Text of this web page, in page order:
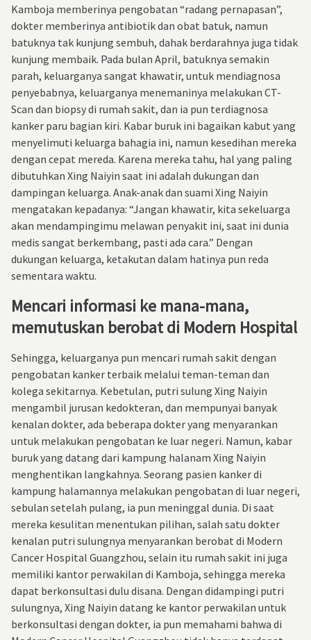
Kamboja memberinya pengobatan “radang pernapasan”,
dokter memberinya antibiotik dan obat batuk, namun
batuknya tak kunjung sembuh, dahak berdarahnya juga tidak
kunjung membaik. Pada bulan April, batuknya semakin
parah, keluarganya sangat khawatir, untuk mendiagnosa
penyebabnya, keluarganya menemaninya melakukan CT-
Scan dan biopsy di rumah sakit, dan ia pun terdiagnosa
kanker paru bagian kiri. Kabar buruk ini bagaikan kabut yang
menyelimuti keluarga bahagia ini, namun kesedihan mereka
dengan cepat mereda. Karena mereka tahu, hal yang paling
dibutuhkan Xing Naiyin saat ini adalah dukungan dan
dampingan keluarga. Anak-anak dan suami Xing Naiyin
mengatakan kepadanya: “Jangan khawatir, kita sekeluarga
akan mendampingimu melawan penyakit ini, saat ini dunia
medis sangat berkembang, pasti ada cara.” Dengan
dukungan keluarga, ketakutan dalam hatinya pun reda
sementara waktu.
Mencari informasi ke mana-mana,
memutuskan berobat di Modern Hospital
Sehingga, keluarganya pun mencari rumah sakit dengan
pengobatan kanker terbaik melalui teman-teman dan
kolega sekitarnya. Kebetulan, putri sulung Xing Naiyin
mengambil jurusan kedokteran, dan mempunyai banyak
kenalan dokter, ada beberapa dokter yang menyarankan
untuk melakukan pengobatan ke luar negeri. Namun, kabar
buruk yang datang dari kampung halanam Xing Naiyin
menghentikan langkahnya. Seorang pasien kanker di
kampung halamannya melakukan pengobatan di luar negeri,
sebulan setelah pulang, ia pun meninggal dunia. Di saat
mereka kesulitan menentukan pilihan, salah satu dokter
kenalan putri sulungnya menyarankan berobat di Modern
Cancer Hospital Guangzhou, selain itu rumah sakit ini juga
memiliki kantor perwakilan di Kamboja, sehingga mereka
dapat berkonsultasi dulu disana. Dengan didampingi putri
sulungnya, Xing Naiyin datang ke kantor perwakilan untuk
berkonsultasi dengan dokter, ia pun memahami bahwa di